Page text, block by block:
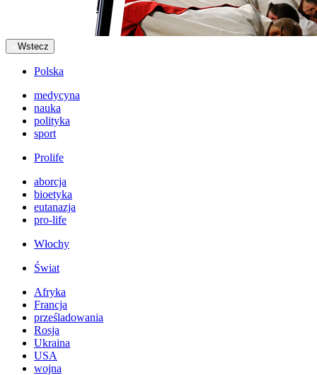
Wstecz
Polska
medycyna
nauka
polityka
sport
Prolife
aborcja
bioetyka
eutanazja
pro-life
Włochy
Świat
Afryka
Francja
prześladowania
Rosja
Ukraina
USA
wojna